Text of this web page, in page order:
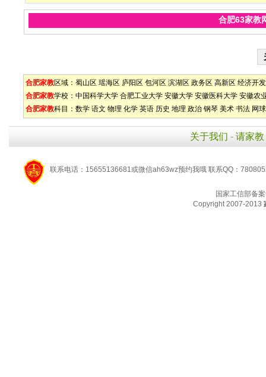
合肥63家教
合肥家教区域： 蜀山区 瑶海区 庐阳区 包河区 滨湖区 政务区 高新区 经济开
合肥家教学校： 中国科学大学 合肥工业大学 安徽大学 安徽医科大学 安徽农
合肥家教科目： 数学 语文 物理 化学 英语 历史 地理 政治 钢琴 美术 书法 网球
关于我们 - 请家教
联系电话：15655136681或微信ah63wz预约我哦 联系QQ：
国家工信部备
Copyright 2007-2013